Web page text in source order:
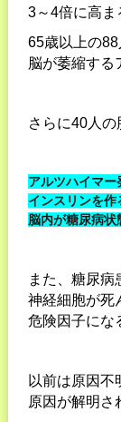
3～4倍に高ま
65歳以上の88
脳が萎縮する
さらに40人の
アルツハイマー
インスリンを作
脳内が糖尿病状
また、糖尿病
神経細胞が死
危険因子にな
以前は原因不
原因が解明さ